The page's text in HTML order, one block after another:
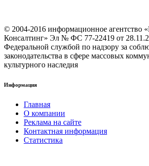
© 2004-2016 информационное агентство
Консалтинг» Эл № ФС 77-22419 от
Федеральной службой по надзору за
законодательства в сфере массовых
культурного наследия
Информация
Главная
О компании
Реклама на сайте
Контактная информация
Статистика